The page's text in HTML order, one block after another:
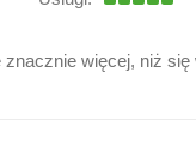
więcej, niż się